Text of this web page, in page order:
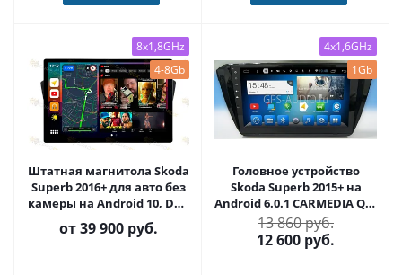
8x1,8GHz
4-8Gb
Штатная магнитола Skoda
Superb 2016+ для авто без
камеры на Android 10, DSP,
4G, IPS, Carplay - Cardrox
CD-4810-13 (11-13 дюймов)
от39 900 руб.
4x1,6GHz
1Gb
Головное устройство
Skoda Superb 2015+ на
Android 6.0.1 CARMEDIA QR-
1037
13 860 руб.
12 600 руб.